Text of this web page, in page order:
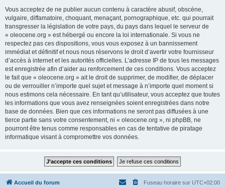
Vous acceptez de ne publier aucun contenu à caractère abusif, obscène,
vulgaire, diffamatoire, choquant, menaçant, pornographique, etc. qui pourrait
transgresser la législation de votre pays, du pays dans lequel le serveur de
« oleocene.org » est hébergé ou encore la loi internationale. Si vous ne
respectez pas ces dispositions, vous vous exposez à un bannissement
immédiat et définitif et nous nous réservons le droit d’avertir votre fournisseur
d’accès à internet et les autorités officielles. L’adresse IP de tous les messages
est enregistrée afin d’aider au renforcement de ces conditions. Vous acceptez
le fait que « oleocene.org » ait le droit de supprimer, de modifier, de déplacer
ou de verrouiller n’importe quel sujet et message à n’importe quel moment si
nous estimons cela nécessaire. En tant qu’utilisateur, vous acceptez que toutes
les informations que vous avez renseignées soient enregistrées dans notre
base de données. Bien que ces informations ne seront pas diffusées à une
tierce partie sans votre consentement, ni « oleocene.org », ni phpBB, ne
pourront être tenus comme responsables en cas de tentative de piratage
informatique visant à compromettre vos données.
Accueil du forum Fuseau horaire sur UTC+02:00